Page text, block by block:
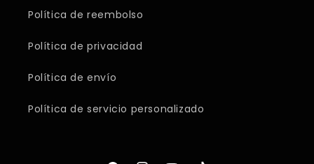
Política de reembolso
Política de privacidad
Política de envío
Política de servicio personalizado